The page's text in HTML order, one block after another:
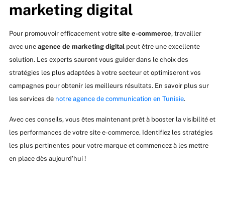
marketing digital
Pour promouvoir efficacement votre site e-commerce, travailler
avec une agence de marketing digitalpeut être une excellente
solution. Les experts sauront vous guider dans le choix des
stratégies les plus adaptées à votre secteur et optimiseront vos
campagnes pour obtenir les meilleurs résultats. En savoir plus sur
les services de notre agence de communication en Tunisie.
Avec ces conseils, vous êtes maintenant prêt à booster la visibilité et
les performances de votre site e-commerce. Identifiez les stratégies
les plus pertinentes pour votre marque et commencez à les mettre
en place dès aujourd’hui !